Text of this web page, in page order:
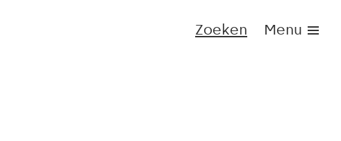
Zoeken Menu